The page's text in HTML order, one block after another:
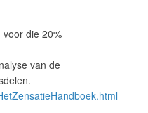
die 20%
van de